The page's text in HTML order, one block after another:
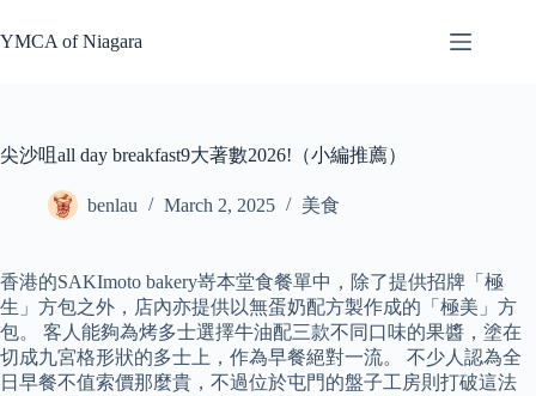
to
content
YMCA of Niagara
尖沙咀all day breakfast9大著數2026!（小編推薦）
benlau March 2, 2025 美食
香港的SAKImoto bakery嵜本堂食餐單中，除了提供招牌「極
生」方包之外，店內亦提供以無蛋奶配方製作成的「極美」方
包。 客人能夠為烤多士選擇牛油配三款不同口味的果醬，塗在
切成九宮格形狀的多士上，作為早餐絕對一流。 不少人認為全
日早餐不值索價那麼貴，不過位於屯門的盤子工房則打破這法